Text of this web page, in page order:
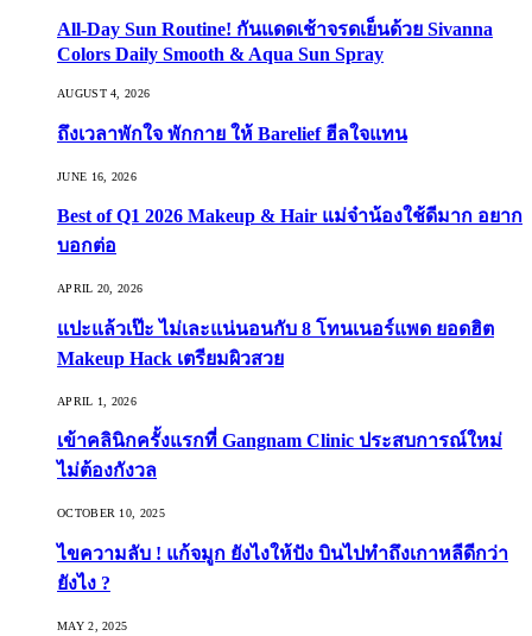
All-Day Sun Routine! กันแดดเช้าจรดเย็นด้วย Sivanna
Colors Daily Smooth & Aqua Sun Spray
AUGUST 4, 2026
ถึงเวลาพักใจ พักกาย ให้ Barelief ฮีลใจแทน
JUNE 16, 2026
Best of Q1 2026 Makeup & Hair แม่จ๋าน้องใช้ดีมาก อยาก
บอกต่อ
APRIL 20, 2026
แปะแล้วเป๊ะ ไม่เละแน่นอนกับ 8 โทนเนอร์แพด ยอดฮิต
Makeup Hack เตรียมผิวสวย
APRIL 1, 2026
เข้าคลินิกครั้งแรกที่ Gangnam Clinic ประสบการณ์ใหม่
ไม่ต้องกังวล
OCTOBER 10, 2025
ไขความลับ ! แก้จมูก ยังไงให้ปัง บินไปทำถึงเกาหลีดีกว่า
ยังไง ?
MAY 2, 2025